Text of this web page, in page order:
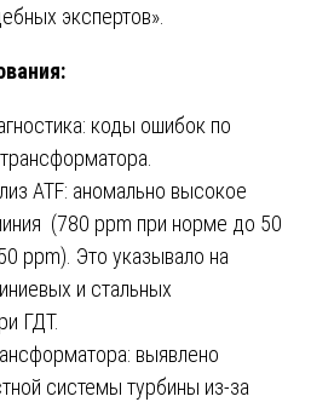
экспертов».
коды ошибок по
ATF: аномально высокое
(780 ppm при норме до 50
ppm). Это указывало на
и стальных
ГДТ.
выявлено
системы турбины из-за